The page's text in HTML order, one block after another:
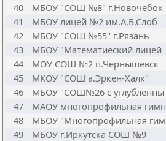
40
МБОУ "СОШ №8" г.Новочебок
41
МБОУ лицей №2 им.А.Б.Слоб
42
МБОУ "СОШ №55" г.Рязань
43
МБОУ "Математиеский лицей
44
МОУ СОШ №2 п.Чернышевск
45
МКОУ "СОШ а.Эркен-Халк"
46
МБОУ "СОШ№26 с углубленны
47
МАОУ многопрофильная гимн
48
МБОУ "Многопрофильная гим
49
МБОУ г.Иркутска СОШ №9